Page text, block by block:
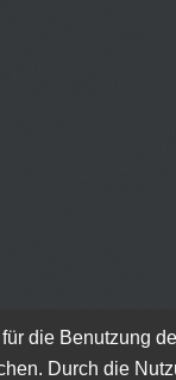
die Benutzung
Durch die